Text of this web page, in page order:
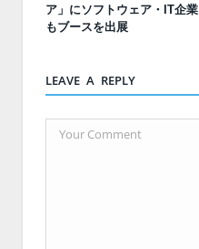
ア」にソフトウェア・IT企業
もブースを出展
LEAVE A REPLY